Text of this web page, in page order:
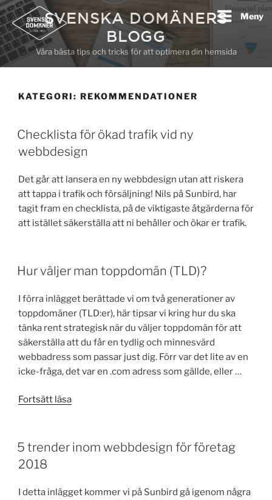
Hoppa
till
innehåll
SVENSKA DOMÄNERS
BLOGG
Våra bästa tips och tricks för att optimera din hemsida
Meny
KATEGORI: REKOMMENDATIONER
Checklista för ökad trafik vid ny
webbdesign
Det går att lansera en ny webbdesign utan att riskera
att tappa i trafik och försäljning! Nils på Sunbird, har
tagit fram en checklista, på de viktigaste åtgärderna för
att istället säkerställa att ni behåller och ökar er trafik.
Hur väljer man toppdomän (TLD)?
I förra inlägget berättade vi om två generationer av
toppdomäner (TLD:er), här tipsar vi kring hur du ska
tänka rent strategisk när du väljer toppdomän för att
säkerställa att du får en tydlig och minnesvärd
webbadress som passar just dig. Förr var det lite av en
icke-fråga, det var en .com adress som gällde, eller …
Fortsätt läsa”Hur
toppdomän
5 trender inom webbdesign för företag
2018
I detta inlägget kommer vi på Sunbird gå igenom några